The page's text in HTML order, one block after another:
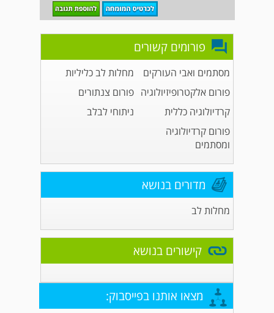
פורומים קשורים
מסתמים ואבי העורקים
מחלות לב כליליות
פורום אלקטרופיזיולוגיה פורום צנתורים
קרדיולוגיה כללית
ניתוחי לבלב
פורום קרדיולוגיה
ומסתמים
מדורים בנושא
מחלות לב
קישורים בנושא
מצאו אותנו בפייסבוק: